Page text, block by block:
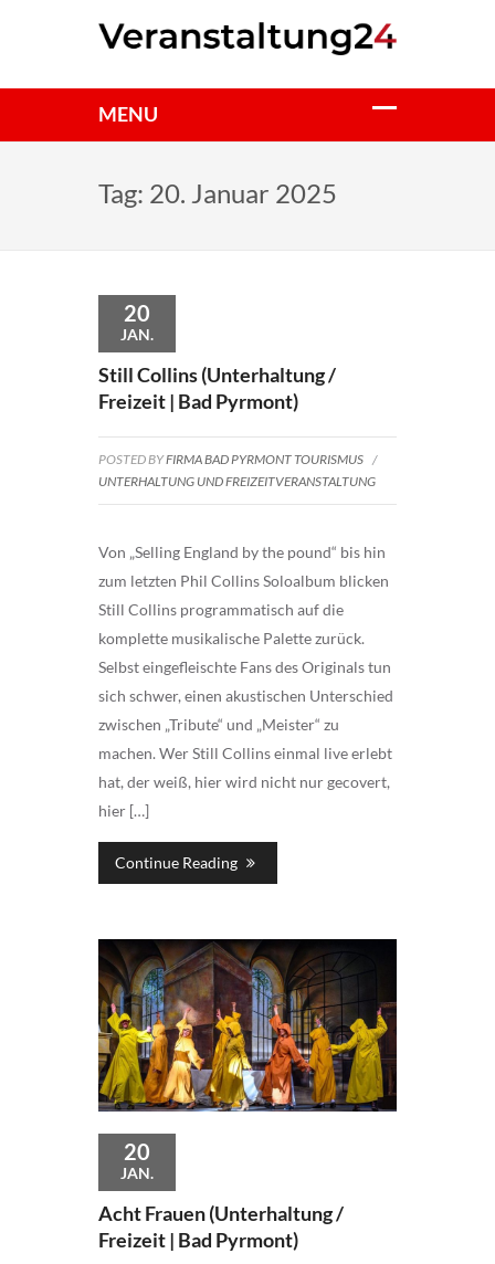
Tag: 20. Januar 2025
20
JAN.
Still Collins (Unterhaltung /
Freizeit | Bad Pyrmont)
POSTED BYFIRMA BAD PYRMONT TOURISMUS /
UNTERHALTUNG UND FREIZEITVERANSTALTUNG
Von „Selling England by the pound“ bis hin
zum letzten Phil Collins Soloalbum blicken
Still Collins programmatisch auf die
komplette musikalische Palette zurück.
Selbst eingefleischte Fans des Originals tun
sich schwer, einen akustischen Unterschied
zwischen „Tribute“ und „Meister“ zu
machen. Wer Still Collins einmal live erlebt
hat, der weiß, hier wird nicht nur gecovert,
hier […]
Continue Reading
20
JAN.
Acht Frauen (Unterhaltung /
Freizeit | Bad Pyrmont)